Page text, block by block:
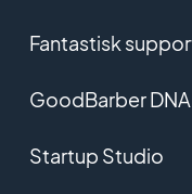
Fantastisk
GoodBarber DNA
Startup Studio